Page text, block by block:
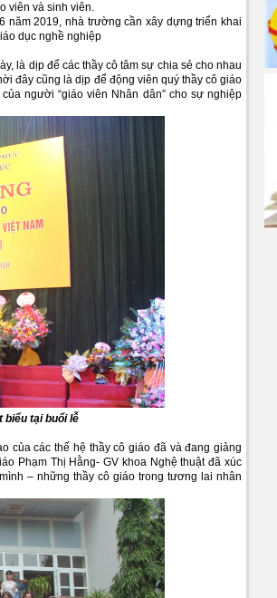
viên và sinh viên.
năm 2019, nhà trường cần xây dựng triển khai
dục nghề nghiệp
là dịp để các thầy cô tâm sự chia sẻ cho nhau
đây cũng là dịp để động viên quý thầy cô giáo
người “giáo viên Nhân dân” cho sự nghiệp
biểu tại buổi lễ
của các thế hệ thầy cô giáo đã và đang giảng
Phạm Thị Hằng- GV khoa Nghệ thuật đã xúc
– những thầy cô giáo trong tương lai nhân